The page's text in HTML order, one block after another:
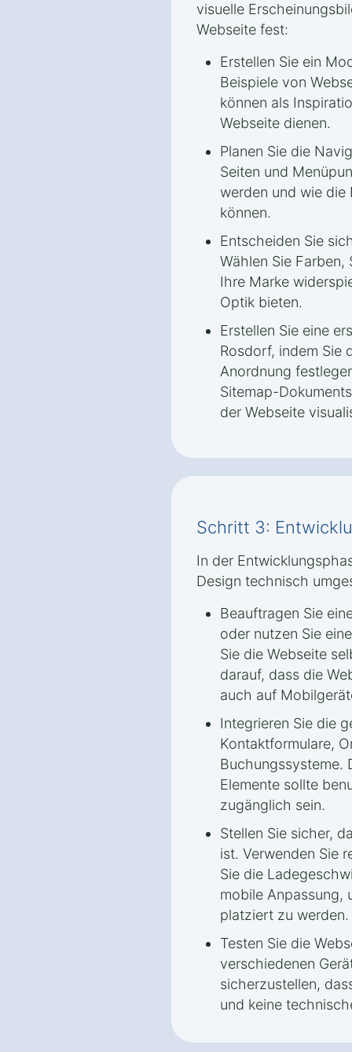
visuelle
Webseite fest:
Erstellen Sie ein
Beispiele von
können als
Webseite dienen.
Planen Sie die
Seiten und
werden und wie
können.
Entscheiden Sie
Wählen Sie
Ihre Marke
Optik bieten.
Erstellen Sie eine
Rosdorf, indem Sie
Anordnung
Sitemap-
der Webseite
Schritt 3:
In der
Design technisch
Beauftragen Sie
oder nutzen Sie
Sie die Webseite
darauf, dass die
auch auf
Integrieren Sie die
Kontaktformulare,
Buchungssysteme.
Elemente sollte
zugänglich sein.
Stellen Sie sicher,
ist. Verwenden Sie
Sie die
mobile Anpassung,
platziert zu werden.
Testen Sie die
verschiedenen
sicherzustellen,
und keine